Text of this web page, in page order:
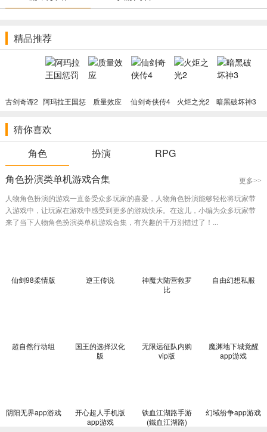
角色创建与成长：采用经典S.P.E.C.I.A.L.属性系统，决定角色基础
心技能通过使用升级，解锁特殊对话与任务解决方案。
战斗与VATS系统：实时战斗结合VATS辅助瞄准系统，可暂停瞄准
敌人特定部位，消耗行动点发动精准攻击；武器种类丰富，涵盖常规
升性能；可选硬核模式，需管理饥饿、口渴、睡眠与伤口感染，体验
同伴系统：8名可招募同伴各有独特背景与专属任务，提供特殊Perk
加成，可自定义装备与战斗指令；对话选择影响同伴忠诚度，高低忠
诚度会触发不同互动效果，甚至导致同伴离队。
开放世界探索：莫哈维废土面积达16平方公里，包含新维加斯大
道、胡佛大坝等标志性地点，动态天气增强沉浸感；任务设计高度自
由，同一任务多种解决方案，三大主要势力与多个次要势力相互制
衡，玩家抉择决定最终统治格局。
默与社会讽刺，4种完全不同结局、10+种分支结局，被誉为“RPG叙
家；4个大型DLC拓展游戏时长30+小时，剧情与本体完美串联，补全
配置要求
精品推荐
古剑奇谭2 阿玛拉王国惩
质量效应 仙剑奇侠传4 火炬之光2 暗黑破坏神3
猜你喜欢
角色
扮演
RPG
角色扮演类单机游戏合集
更多>>
人物角色扮演的游戏一直备受众多玩家的喜爱，人物角色扮演能够轻松将玩家带
入游戏中，让玩家在游戏中感受到更多的游戏快乐。在这儿，小编为众多玩家带
来了当下人物角色扮演类单机游戏合集，有兴趣的千万别错过了！...
仙剑98柔情版 逆王传说
神魔大陆营救罗
比
自由幻想私服
超自然行动组
国王的选择汉化
版
无限远征队内购
vip版
魔渊地下城觉醒
app游戏
阴阳无界app游戏
开心超人手机版
app游戏
铁血江湖路手游
(鐵血江湖路)
幻域纷争app游戏